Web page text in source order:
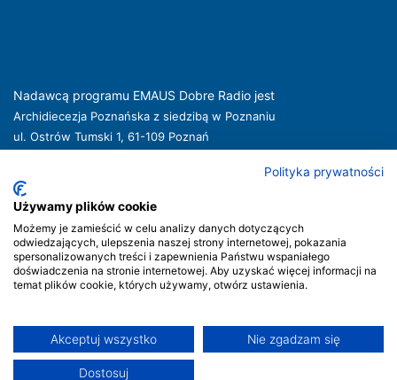
Nadawcą programu EMAUS Dobre Radio jest
Archidiecezja Poznańska z siedzibą w Poznaniu
ul. Ostrów Tumski 1, 61-109 Poznań
Nadawca oferuje usługi medialne obejmujące rozpowszechnianie programu
radiowego pod nazwą EMAUS Dobre Radio oraz prowadzenie portalu
internetową Nadawcy.
Nadawca podlega jurysdykcji polskiej. Organem właściwym w sprawach
radiofonii i telewizji jest Krajowa Rada Radiofonii i Telewizji.
Prawa autorskie © Radio Emaus | Strona stworzona przez
Polityka prywatności
Używamy plików cookie
Możemy je zamieścić w celu analizy danych dotyczących
odwiedzających, ulepszenia naszej strony internetowej, pokazania
spersonalizowanych treści i zapewnienia Państwu wspaniałego
doświadczenia na stronie internetowej. Aby uzyskać więcej informacji na
temat plików cookie, których używamy, otwórz ustawienia.
Akceptuj wszystko Nie zgadzam się
Dostosuj